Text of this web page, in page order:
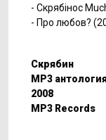
- Скрябінос
- Про любов?
Скрябин
MP3
2008
MP3 Records